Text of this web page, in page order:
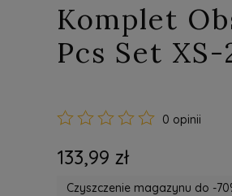
Komplet
Pcs Set XS-
0 opinii
133,99 zł
Czyszczenie magazynu do -